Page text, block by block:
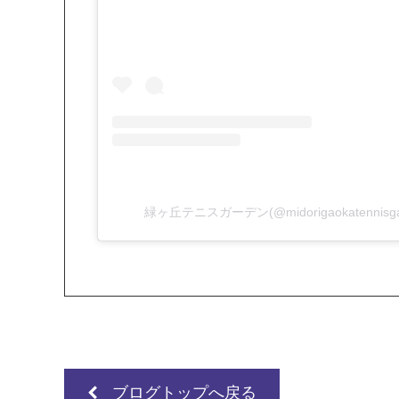
緑ヶ丘テニスガーデン
ブログトップへ戻る